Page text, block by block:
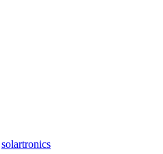
solartronics